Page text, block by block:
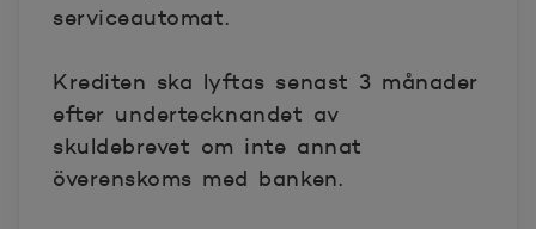
serviceautomat.
Krediten ska lyftas senast 3 månader
efter undertecknandet av
skuldebrevet om inte annat
överenskoms med banken.